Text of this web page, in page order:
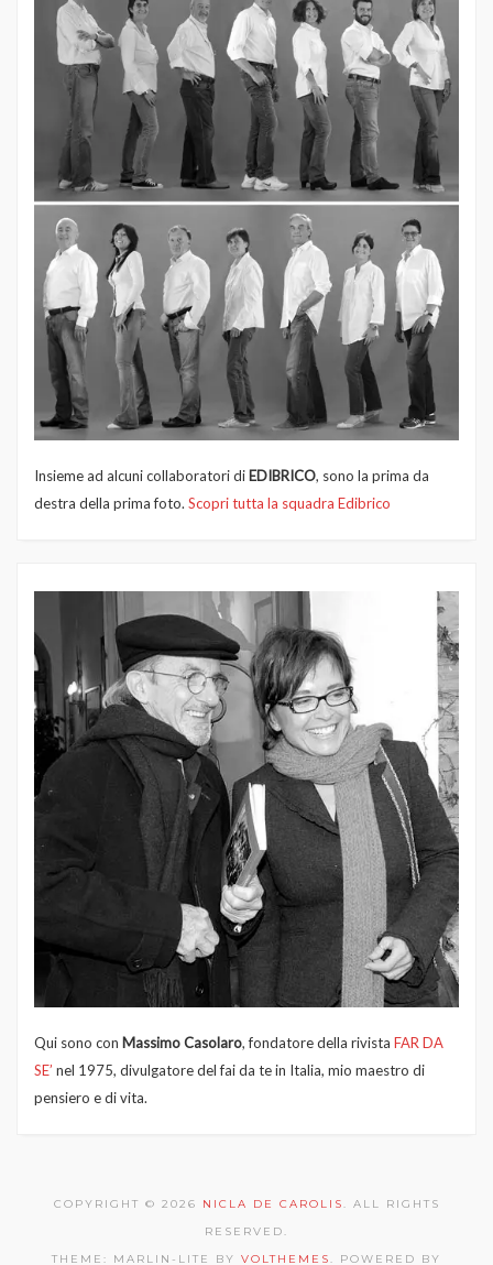
Insieme ad alcuni collaboratori di EDIBRICO, sono la prima da
destra della prima foto. Scopri tutta la squadra Edibrico
Qui sono con Massimo Casolaro, fondatore della rivista FAR DA
SE’ nel 1975, divulgatore del fai da te in Italia, mio maestro di
pensiero e di vita.
COPYRIGHT © 2026 NICLA DE CAROLIS. ALL RIGHTS
RESERVED.
THEME: MARLIN-LITE BY VOLTHEMES. POWERED BY